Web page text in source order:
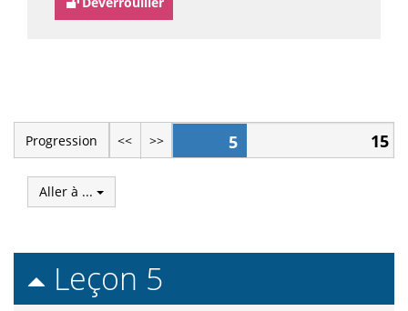
Progression << >> 5 15
Aller à ...
Leçon 5